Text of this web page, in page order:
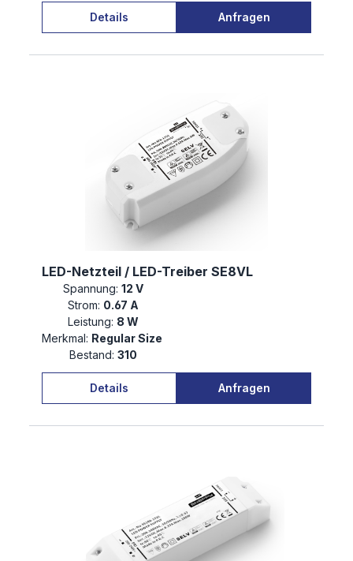
Details Anfragen
LED-Netzteil / LED-Treiber SE8VL
Spannung: 12 V
Strom: 0.67 A
Leistung: 8 W
Merkmal: Regular Size
Bestand: 310
Details Anfragen